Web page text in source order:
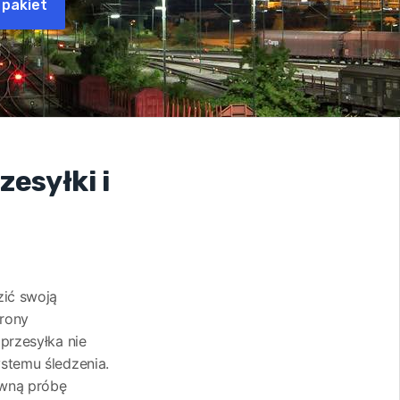
pakiet
i
swoją
nie
śledzenia.
próbę